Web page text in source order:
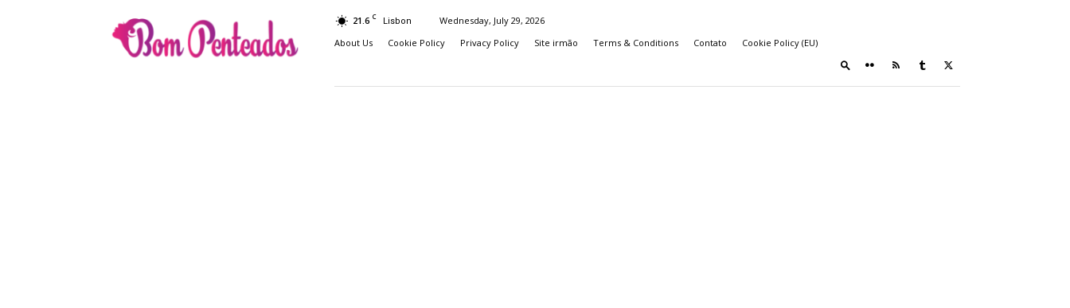
Penteados
21.6 C Lisbon
Wednesday, July 29, 2026
About Us
Cookie Policy Privacy Policy Site irmão Terms & Conditions Contato Cookie Policy (EU)